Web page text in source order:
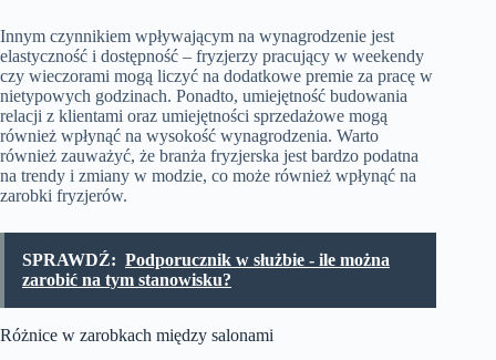
Innym czynnikiem wpływającym na wynagrodzenie jest
elastyczność i dostępność – fryzjerzy pracujący w weekendy
czy wieczorami mogą liczyć na dodatkowe premie za pracę w
nietypowych godzinach. Ponadto, umiejętność budowania
relacji z klientami oraz umiejętności sprzedażowe mogą
również wpłynąć na wysokość wynagrodzenia. Warto
również zauważyć, że branża fryzjerska jest bardzo podatna
na trendy i zmiany w modzie, co może również wpłynąć na
zarobki fryzjerów.
SPRAWDŹ: Podporucznik w służbie - ile można
zarobić na tym stanowisku?
Różnice w zarobkach między salonami